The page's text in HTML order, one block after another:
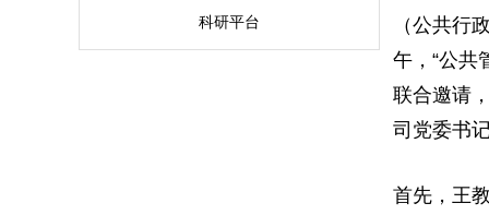
科研平台
（公共行
午，“公共
联合邀请
司党委书
首先，王